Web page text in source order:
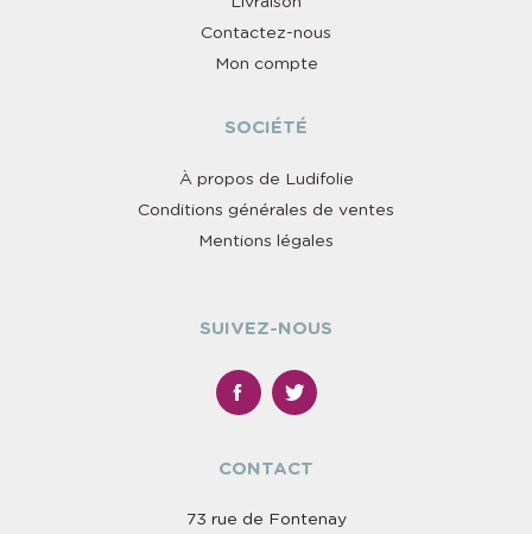
Contactez-nous
Mon compte
SOCIÉTÉ
À propos de Ludifolie
Conditions générales de ventes
Mentions légales
SUIVEZ-NOUS
CONTACT
73 rue de Fontenay